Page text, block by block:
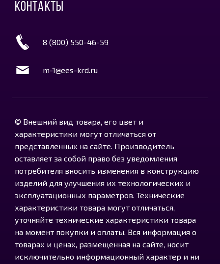
КОНТАКТЫ
8 (800) 550-46-59
m-1@ees-krd.ru
© Внешний вид товара, его цвет и
характеристики могут отличаться от
представленных на сайте. Производитель
оставляет за собой право без уведомления
потребителя вносить изменения в конструкцию
изделий для улучшения их технологических и
эксплуатационных параметров. Технические
характеристики товара могут отличаться,
уточняйте технические характеристики товара
на момент покупки и оплаты. Вся информация о
товарах и ценах, размещенная на сайте, носит
исключительно информационный характер и ни